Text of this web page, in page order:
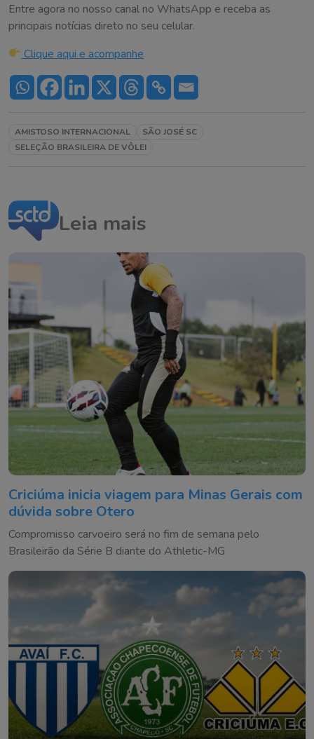
Entre agora no nosso canal no WhatsApp e receba as
principais notícias direto no seu celular.
Clique aqui e acompanhe
AMISTOSO INTERNACIONAL
SÃO JOSÉ SC
SELEÇÃO BRASILEIRA DE VÔLEI
Leia mais
Criciúma inicia viagem para Minas Gerais com
dúvida sobre Otero
Compromisso carvoeiro será no fim de semana pelo
Brasileirão da Série B diante do Athletic-MG